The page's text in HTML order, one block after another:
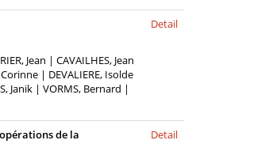
Jean | CAVAILHES, Jean
| DEVALIERE, Isolde
Janik | VORMS, Bernard |
Detail
de la
Detail